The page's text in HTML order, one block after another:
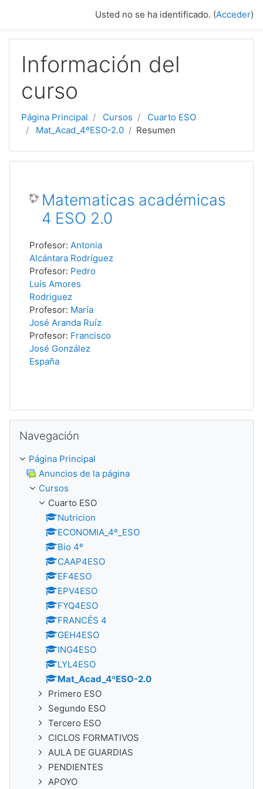
Usted no se ha identificado. (Acceder)
Información del
curso
Página Principal Cursos
Cuarto ESO
Mat_Acad_4ºESO-2.0
Resumen
Matematicas académicas
4 ESO 2.0
Profesor: Antonia
Alcántara Rodríguez
Profesor: Pedro
Luís Amores
Rodriguez
Profesor: María
José Aranda Ruíz
Profesor: Francisco
José González
España
Navegación
Página Principal
Anuncios de la página
Cursos
Cuarto ESO
Nutricion
ECONOMIA_4º_ESO
Bio 4º
CAAP4ESO
EF4ESO
EPV4ESO
FYQ4ESO
FRANCÉS 4
GEH4ESO
ING4ESO
LYL4ESO
Mat_Acad_4ºESO-2.0
Primero ESO
Segundo ESO
Tercero ESO
CICLOS FORMATIVOS
AULA DE GUARDIAS
PENDIENTES
APOYO